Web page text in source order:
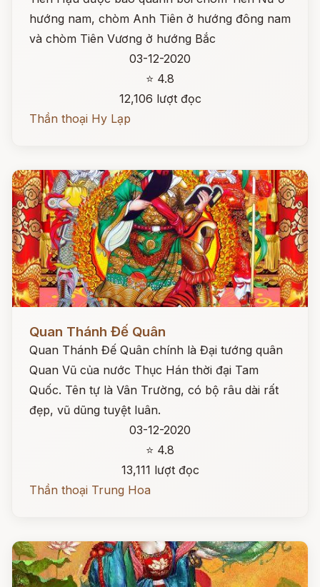
hướng nam, chòm Anh Tiên ở hướng đông nam
và chòm Tiên Vương ở hướng Bắc
03-12-2020
⭐ 4.8
12,106 lượt đọc
Thần thoại Hy Lạp
Quan Thánh Đế Quân
Quan Thánh Đế Quân chính là Đại tướng quân
Quan Vũ của nước Thục Hán thời đại Tam
Quốc. Tên tự là Vân Trường, có bộ râu dài rất
đẹp, vũ dũng tuyệt luân.
03-12-2020
⭐ 4.8
13,111 lượt đọc
Thần thoại Trung Hoa